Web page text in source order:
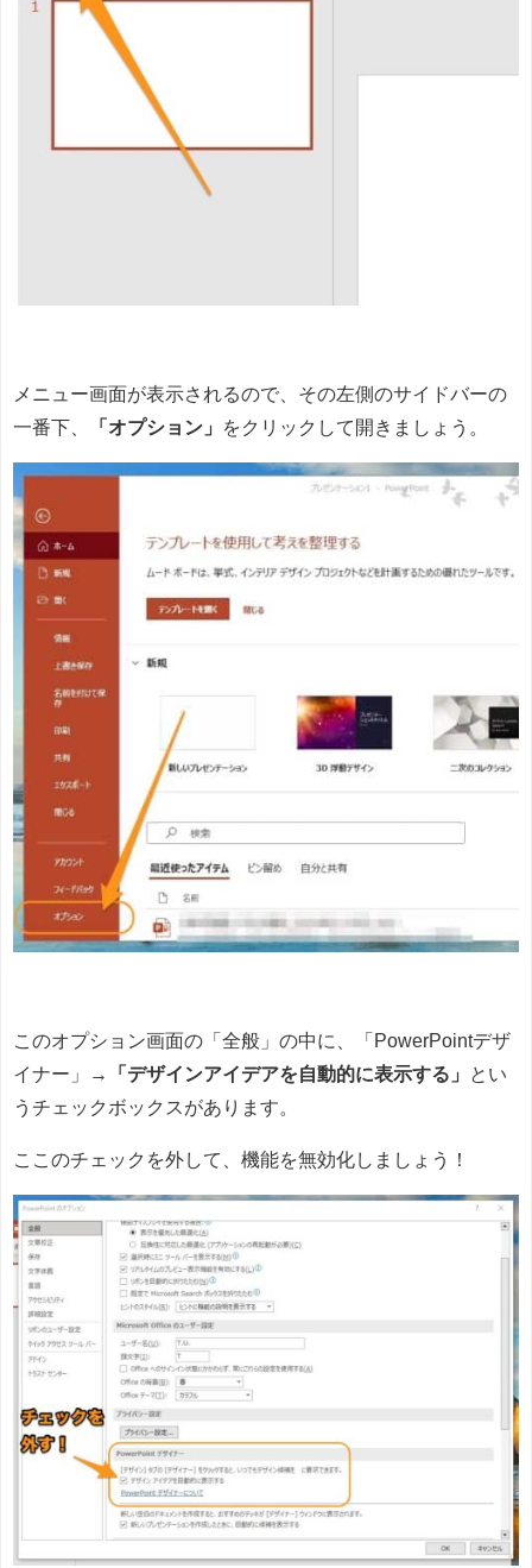
メニュー画面が表示されるので、その左側のサイドバーの
一番下、
「オプション」 をクリックして開きましょう。
このオプション画面の「全般」の中に、「PowerPointデザ
イナー」→
「デザインアイデアを自動的に表示する」
とい
うチェックボックスがあります。
ここのチェックを外して、機能を無効化しましょう！